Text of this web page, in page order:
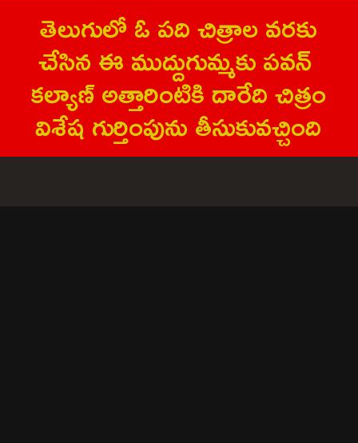
తెలుగులో ఓ ప‌ది చిత్రాల వ‌ర‌కు
చేసిన ఈ ముద్దుగుమ్మ‌కు ప‌వ‌న్
క‌ల్యాణ్ అత్తారింటికి దారేది చిత్రం
విశేష గుర్తింపును తీసుకువ‌చ్చింది